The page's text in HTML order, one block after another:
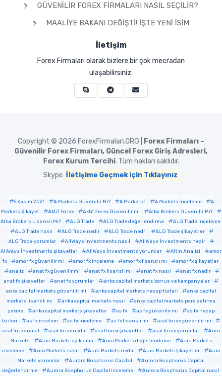
GÜVENILIR FOREX FIRMALARI NASIL SEÇILIR?
MAALIYE BAKANI DEĞIŞTI! İŞTE YENI İSIM
İletişim
Forex Firmaları olarak bizlere bir çok mecradan
ulaşabilirsiniz.
Copyright © 2026 ForexFirmalari.ORG |
Forex Firmaları –
Güvenilir Forex Firmaları, Güncel Forex Giriş Adresleri,
Forex Kurum Tercihi. Tüm hakları saklıdır.
Skype İletişime Geçmek için Tıklayınız
5 Kasım 2021 A Markets Güvenilir Mi? A Markets İ A Markets İnceleme
A
Markets Şikayet
Aktif Forex Aktif Forex Güvenilir mi
Alba Brokers Güvenilir Mi?
Alba Brokers Lisanslı Mı?
ALG Trade ALG Trade değerlendirme
ALG Trade inceleme
ALG Trade nasıl
ALG Trade nedir ALG Trade nedri
ALG Trade şikayetler
ALG Trade yorumlar
AllWays İnvestments nasıl
AllWays İnvestments nedir
AllWays İnvestments şikayetler
AllWays İnvestments yorumlar Altın Analizi
amor
fx
amor fx güvenilir mi amor fx inceleme amor fx lisanslı mı
amor fx şikayetler
analiz
anat fx güvenilir mi anat fx lisanslı mı anat fx nasıl
anat fx nedir
anat fx şikayetler
anat fx yorumlar
anka capital markets bonus ve kampanyalar
anka capital markets güvenilir mi
anka capital markets hesap türleri
anka capital
markets lisanslı mı
anka capital markets nasıl
anka capital markets para yatırma
çekme
anka capital markets şikayetler as fx as fx güvenilir mi
as fx hesap
türleri
as fx incelem as fx inceleme as fx lisanslı mı
asal forex güvenilir mi
asal forex nasıl
asal forex nedir asal forex şikayetler asal forex yorumlar
Auro
Markets
Auro Markets açıklama Auro Markets değerlendirme
Auro Markets
inceleme
Auro Markets nasıl Auro Markets nedir Auro Markets şikayetler
Auro
Markets yorumlar
Aurora Bosphorus Capital
Aurora Bosphorus Capital
değerlendirme
Aurora Bosphorus Capital inceleme
Aurora Bosphorus Capital nasıl